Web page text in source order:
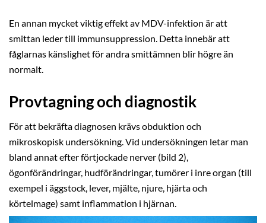
En annan mycket viktig effekt av MDV-infektion är att
smittan leder till immunsuppression. Detta innebär att
fåglarnas känslighet för andra smittämnen blir högre än
normalt.
Provtagning och diagnostik
För att bekräfta diagnosen krävs obduktion och
mikroskopisk undersökning. Vid undersökningen letar man
bland annat efter förtjockade nerver (bild 2),
ögonförändringar, hudförändringar, tumörer i inre organ (till
exempel i äggstock, lever, mjälte, njure, hjärta och
körtelmage) samt inflammation i hjärnan.